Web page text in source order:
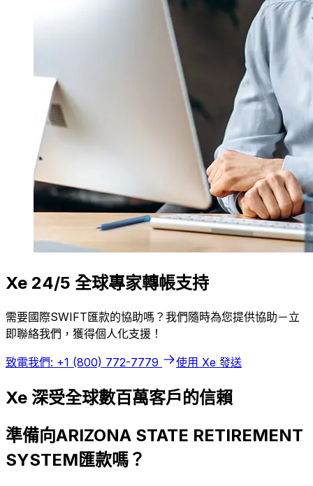
Xe 24/5 全球專家轉帳支持
需要國際SWIFT匯款的協助嗎？我們隨時為您提供協助－立
即聯絡我們，獲得個人化支援！
致電我們: +1 (800) 772-7779 使用 Xe 發送
Xe 深受全球數百萬客戶的信賴
準備向ARIZONA STATE RETIREMENT
SYSTEM匯款嗎？